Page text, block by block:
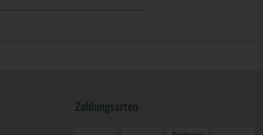
Zahlungsarten